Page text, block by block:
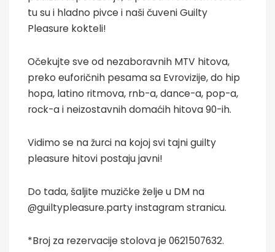
tu su i hladno pivce i naši čuveni Guilty
Pleasure kokteli!
Očekujte sve od nezaboravnih MTV hitova,
preko euforičnih pesama sa Evrovizije, do hip
hopa, latino ritmova, rnb-a, dance-a, pop-a,
rock-a i neizostavnih domaćih hitova 90-ih.
Vidimo se na žurci na kojoj svi tajni guilty
pleasure hitovi postaju javni!
Do tada, šaljite muzičke želje u DM na
@guiltypleasure.party instagram stranicu.
*Broj za rezervacije stolova je 0621507632.